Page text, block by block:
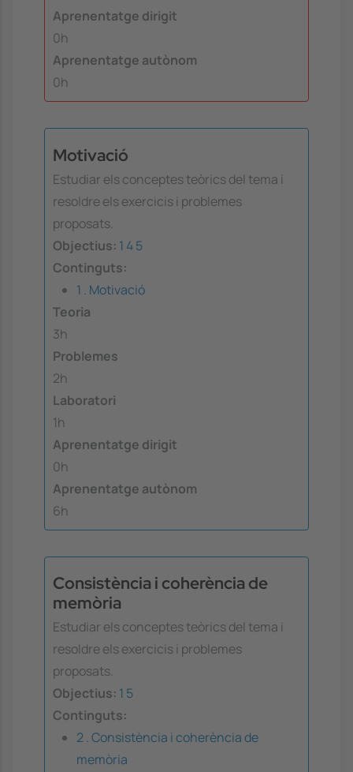
Aprenentatge dirigit
0h
Aprenentatge autònom
0h
Motivació
Estudiar els conceptes teòrics del tema i
resoldre els exercicis i problemes
proposats.
Objectius: 1 45
Continguts:
1 . Motivació
Teoria
3h
Problemes
2h
Laboratori
1h
Aprenentatge dirigit
0h
Aprenentatge autònom
6h
Consistència i coherència de
memòria
Estudiar els conceptes teòrics del tema i
resoldre els exercicis i problemes
proposats.
Objectius: 1 5
Continguts:
2 . Consistència i coherència de
memòria